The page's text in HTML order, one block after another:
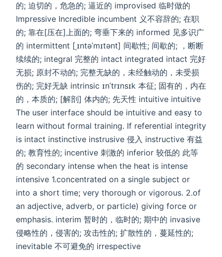
的; 迫切的，危急的; 逼近的 improvised 临时做的
Impressive Incredible incumbent 义不容辞的; 在职
的; 靠在[压在]上面的; 弯垂下来的 informed 见多识广
的 intermittent [ˌɪntəˈmɪtənt] 间歇性; 间歇的; ，断断
续续的; integral 完整的 intact integrated intact 完好
无损; 原封不动的; 完整无缺的，未经触动的，未受损
伤的; 完好无缺 intrinsic ɪnˈtrɪnsɪk 本征; 固有的，内在
的，本质的; [解剖] 体内的; 先天性 intuitive intuitive
The user interface should be intuitive and easy to
learn without formal training. If referential integrity
is intact instinctive instrusive 侵入 instructive 有益
的; 教育性的; incentive 刺激的 inferior 较低的 此等
的 secondary intense when the heat is intense
intensive 1.concentrated on a single subject or
into a short time; very thorough or vigorous. 2.of
an adjective, adverb, or particle) giving force or
emphasis. interim 暂时的，临时的; 期中的 invasive
侵略性的，侵害的; 攻击性的; 扩散性的，蔓延性的;
inevitable 不可避免的 irrespective